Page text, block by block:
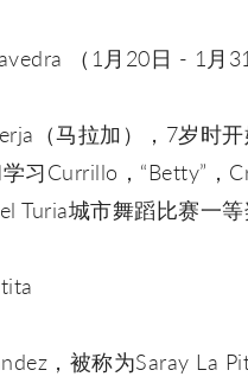
（1月20日 - 1月31
（马拉加），7岁时
习Currillo，“Betty”，
Turia城市舞蹈比赛一
，被称为Saray La